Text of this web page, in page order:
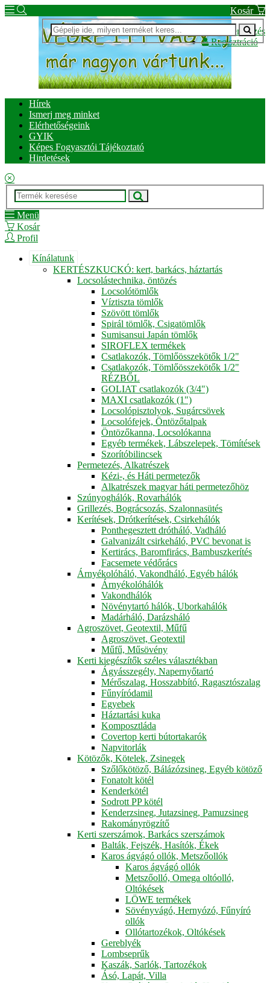
Kosár
Bejelentkezés
Regisztráció
Hírek
Ismerj meg minket
Elérhetőségeink
GYIK
Képes Fogyasztói Tájékoztató
Hirdetések
Menü
Kosár
Profil
Kínálatunk
KERTÉSZKUCKÓ: kert, barkács, háztartás
Locsolástechnika, öntözés
Locsolótömlők
Víztiszta tömlők
Szövött tömlők
Spirál tömlők, Csigatömlők
Sumisansui Japán tömlők
SIROFLEX termékek
Csatlakozók, Tömlőösszekötők 1/2"
Csatlakozók, Tömlőösszekötők 1/2"
RÉZBŐL
GOLIAT csatlakozók (3/4")
MAXI csatlakozók (1")
Locsolópisztolyok, Sugárcsövek
Locsolófejek, Öntözőtalpak
Öntözőkanna, Locsolókanna
Egyéb termékek, Lábszelepek, Tömítések
Szorítóbilincsek
Permetezés, Alkatrészek
Kézi-, és Háti permetezők
Alkatrészek magyar háti permetezőhöz
Szúnyoghálók, Rovarhálók
Grillezés, Bográcsozás, Szalonnasütés
Kerítések, Drótkerítések, Csirkehálók
Ponthegesztett drótháló, Vadháló
Galvanizált csirkeháló, PVC bevonat is
Kertirács, Baromfirács, Bambuszkerítés
Facsemete védőrács
Árnyékolóháló, Vakondháló, Egyéb hálók
Árnyékolóhálók
Vakondhálók
Növénytartó hálók, Uborkahálók
Madárháló, Darázsháló
Agroszövet, Geotextil, Műfű
Agroszövet, Geotextil
Műfű, Műsövény
Kerti kiegészítők széles választékban
Ágyásszegély, Napernyőtartó
Mérőszalag, Hosszabbító, Ragasztószalag
Fűnyíródamil
Egyebek
Háztartási kuka
Komposztláda
Covertop kerti bútortakarók
Napvitorlák
Kötözők, Kötelek, Zsinegek
Szőlőkötöző, Bálázózsineg, Egyéb kötöző
Fonatolt kötél
Kenderkötél
Sodrott PP kötél
Kenderzsineg, Jutazsineg, Pamuzsineg
Rakományrögzítő
Kerti szerszámok, Barkács szerszámok
Balták, Fejszék, Hasítók, Ékek
Karos ágvágó ollók, Metszőollók
Karos ágvágó ollók
Metszőolló, Omega oltóolló,
Oltókések
LÖWE termékek
Sövényvágó, Hernyózó, Fűnyíró
ollók
Ollótartozékok, Oltókések
Gereblyék
Lombseprűk
Kaszák, Sarlók, Tartozékok
Ásó, Lapát, Villa